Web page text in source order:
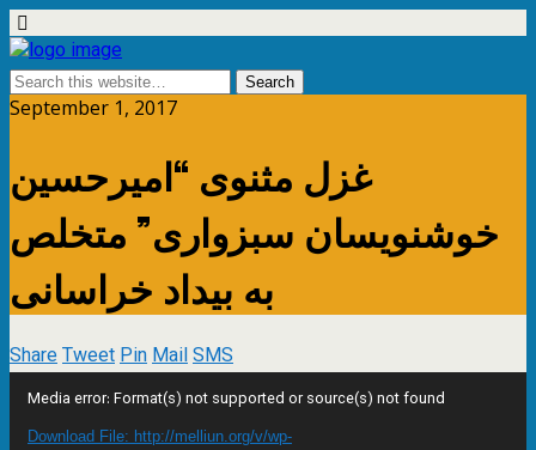
September 1, 2017
غزل مثنوی “امیرحسین
خوشنویسان سبزواری” متخلص
به بیداد خراسانی
ShareTweetPinMailSMS
Player
Media error: Format(s) not supported or source(s) not found
Download File: http://melliun.org/v/wp-